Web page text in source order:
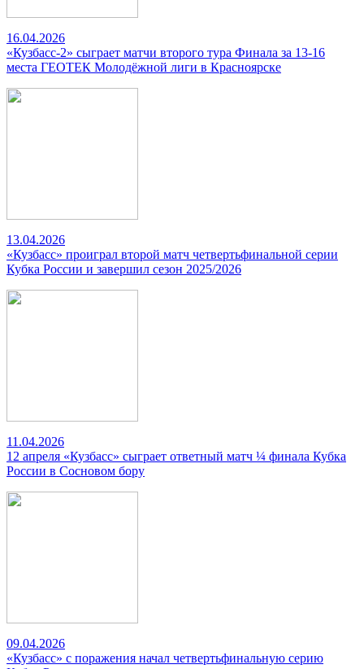
16.04.2026
«Кузбасс-2» сыграет матчи второго тура Финала за 13-16
места ГЕОТЕК Молодёжной лиги в Красноярске
13.04.2026
«Кузбасс» проиграл второй матч четвертьфинальной серии
Кубка России и завершил сезон 2025/2026
11.04.2026
12 апреля «Кузбасс» сыграет ответный матч ¼ финала Кубка
России в Сосновом бору
09.04.2026
«Кузбасс» с поражения начал четвертьфинальную серию